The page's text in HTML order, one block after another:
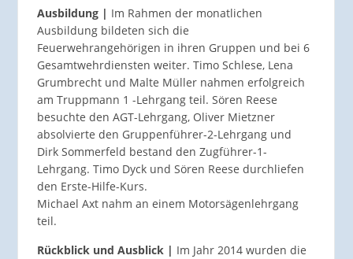
Ausbildung | Im Rahmen der monatlichen
Ausbildung bildeten sich die
Feuerwehrangehörigen in ihren Gruppen und bei 6
Gesamtwehrdiensten weiter. Timo Schlese, Lena
Grumbrecht und Malte Müller nahmen erfolgreich
am Truppmann 1 -Lehrgang teil. Sören Reese
besuchte den AGT-Lehrgang, Oliver Mietzner
absolvierte den Gruppenführer-2-Lehrgang und
Dirk Sommerfeld bestand den Zugführer-1-
Lehrgang. Timo Dyck und Sören Reese durchliefen
den Erste-Hilfe-Kurs.
Michael Axt nahm an einem Motorsägenlehrgang
teil.
Rückblick und Ausblick | Im Jahr 2014 wurden die